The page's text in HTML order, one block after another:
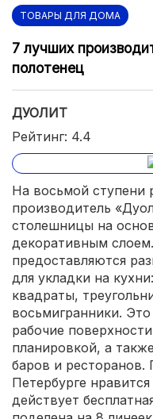
ТОВАРЫ ДЛЯ ДОМА
7 лучших
полотенец
ДУОЛИТ
Рейтинг: 4.4
На восьмой ступени
производитель
столешницы на
декоративным
предоставляются
для укладки на
квадраты,
восьмигранники.
рабочие
планировкой, а
баров и ресторанов.
Петербурге
действует